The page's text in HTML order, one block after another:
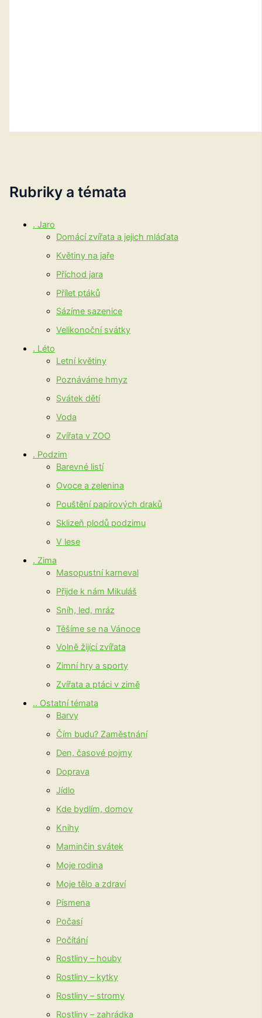
Rubriky a témata
. Jaro
Domácí zvířata a jejich mláďata
Květiny na jaře
Příchod jara
Přílet ptáků
Sázíme sazenice
Velikonoční svátky
. Léto
Letní květiny
Poznáváme hmyz
Svátek dětí
Voda
Zvířata v ZOO
. Podzim
Barevné listí
Ovoce a zelenina
Pouštění papírových draků
Sklizeň plodů podzimu
V lese
. Zima
Masopustní karneval
Přijde k nám Mikuláš
Sníh, led, mráz
Těšíme se na Vánoce
Volně žijící zvířata
Zimní hry a sporty
Zvířata a ptáci v zimě
.. Ostatní témata
Barvy
Čím budu? Zaměstnání
Den, časové pojmy
Doprava
Jídlo
Kde bydlím, domov
Knihy
Maminčin svátek
Moje rodina
Moje tělo a zdraví
Písmena
Počasí
Počítání
Rostliny – houby
Rostliny – kytky
Rostliny – stromy
Rostliny – zahrádka